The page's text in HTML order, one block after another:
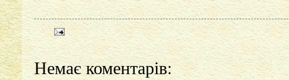
Немає коментарів: